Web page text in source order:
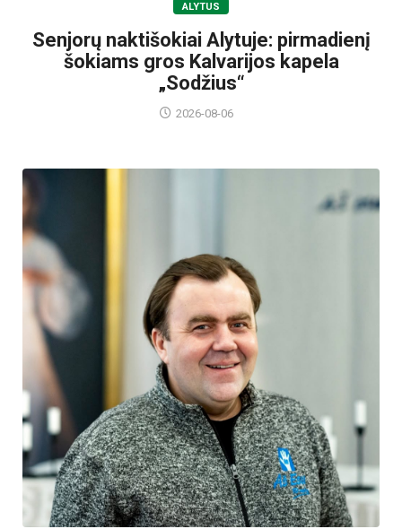
ALYTUS
Senjorų naktišokiai Alytuje: pirmadienį
šokiams gros Kalvarijos kapela
„Sodžius“
2026-08-06